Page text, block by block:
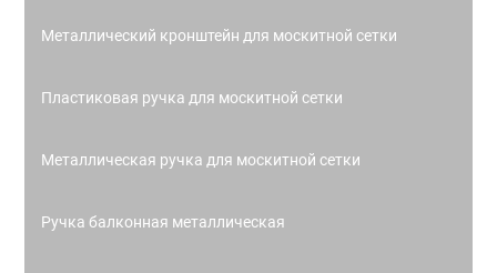
Металлический кронштейн для москитной сетки
Пластиковая ручка для москитной сетки
Металлическая ручка для москитной сетки
Ручка балконная металлическая